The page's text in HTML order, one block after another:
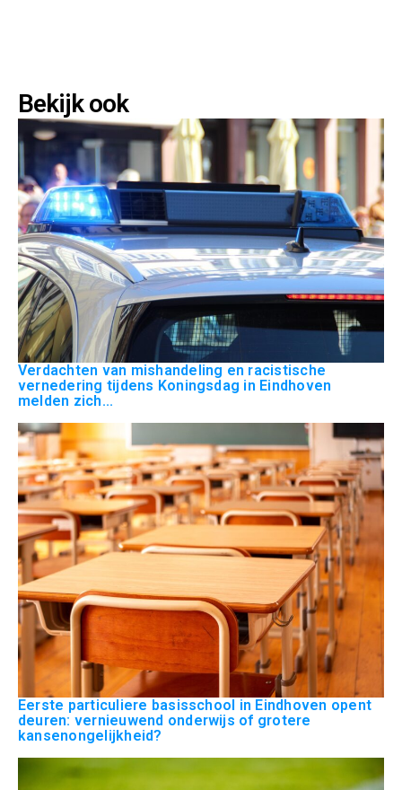
Bekijk ook
Verdachten van mishandeling en racistische
vernedering tijdens Koningsdag in Eindhoven
melden zich...
Eerste particuliere basisschool in Eindhoven opent
deuren: vernieuwend onderwijs of grotere
kansenongelijkheid?